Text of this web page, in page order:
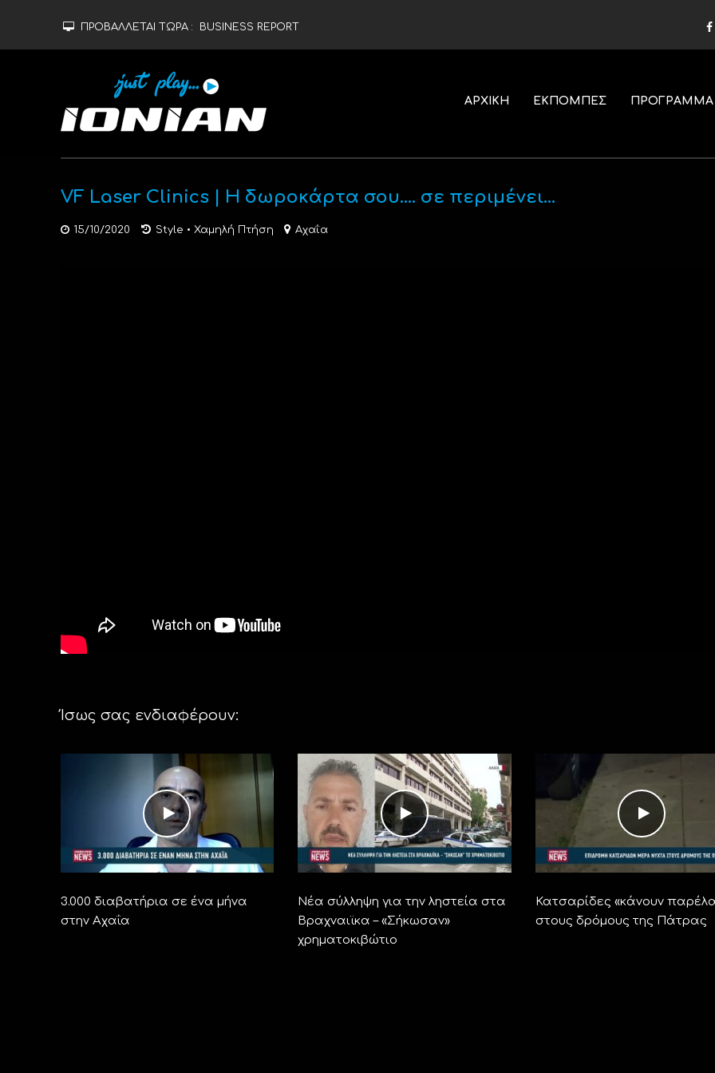
ΠΡΟΒΑΛΛΕΤΑΙ ΤΩΡΑ : BUSINESS REPORT
ΑΡΧΙΚΗ ΕΚΠΟΜΠΕΣ ΠΡΟΓΡΑΜΜΑ
VF Laser Clinics | Η δωροκάρτα σου…. σε περιμένει…
15/10/2020 Style • Χαμηλή Πτήση Αχαΐα
Ίσως σας ενδιαφέρουν:
3.000 διαβατήρια σε ένα μήνα
στην Αχαΐα
Νέα σύλληψη για την ληστεία στα
Βραχναιϊκα – «Σήκωσαν»
χρηματοκιβώτιο
Κατσαρίδες «κάνουν
στους δρόμους της Πάτρας